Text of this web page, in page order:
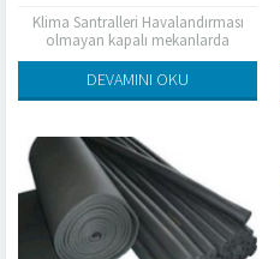
Klima Santralleri Havalandırması
olmayan kapalı mekanlarda
yaşamak ve sanayi tesisinde ise
üretim yapmak ve hizmet vermek
zordur. Klima Sistemleri ;...
DEVAMINI OKU